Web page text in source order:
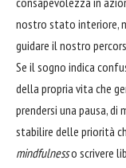
nostro stato interiore,
guidare il nostro
Se il sogno indica
della propria vita che
prendersi una pausa, di
stabilire delle priorità
mindfulnesso scrivere